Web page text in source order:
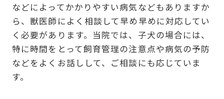
などによってかかりやすい病気などもありますか
ら、獣医師によく相談して早め早めに対応してい
く必要があります。当院では、子犬の場合には、
特に時間をとって飼育管理の注意点や病気の予防
などをよくお話しして、ご相談にも応じていま
す。